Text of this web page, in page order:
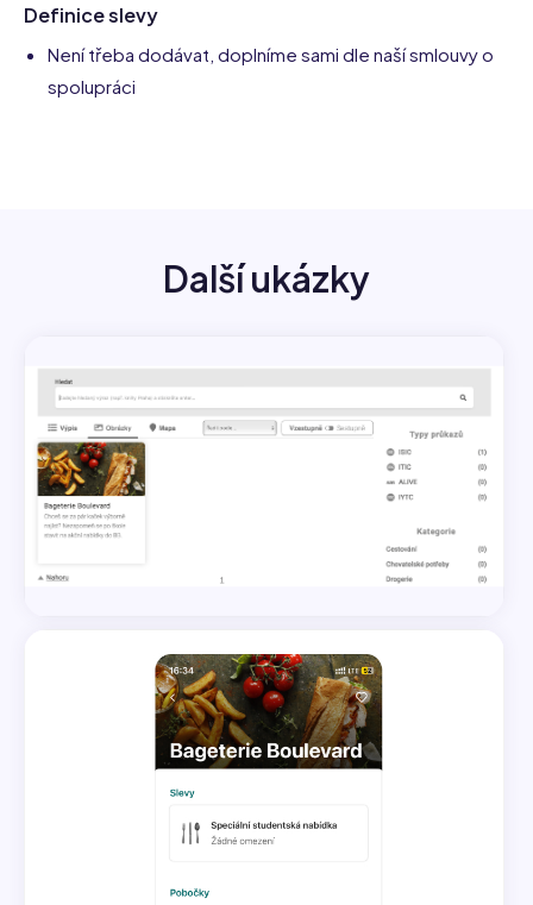
Definice slevy
Není třeba dodávat, doplníme sami dle naší smlouvy o
spolupráci
Další ukázky